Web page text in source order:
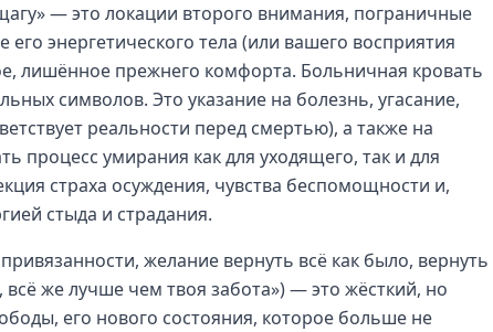
— это локации второго внимания, пограничные
энергетического тела (или вашего восприятия
лишённое прежнего комфорта. Больничная кровать
символов. Это указание на болезнь, угасание,
реальности перед смертью), а также на
процесс умирания как для уходящего, так и для
страха осуждения, чувства беспомощности и,
стыда и страдания.
желание вернуть всё как было, вернуть
же лучше чем твоя забота») — это жёсткий, но
его нового состояния, которое больше не